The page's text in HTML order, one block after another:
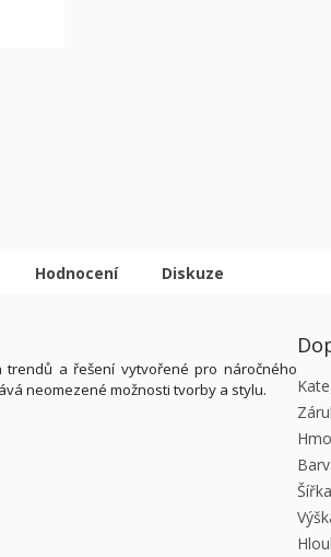
Hodnocení Diskuze
trendů a řešení vytvořené pro náročného
neomezené možnosti tvorby a stylu.
Šířka